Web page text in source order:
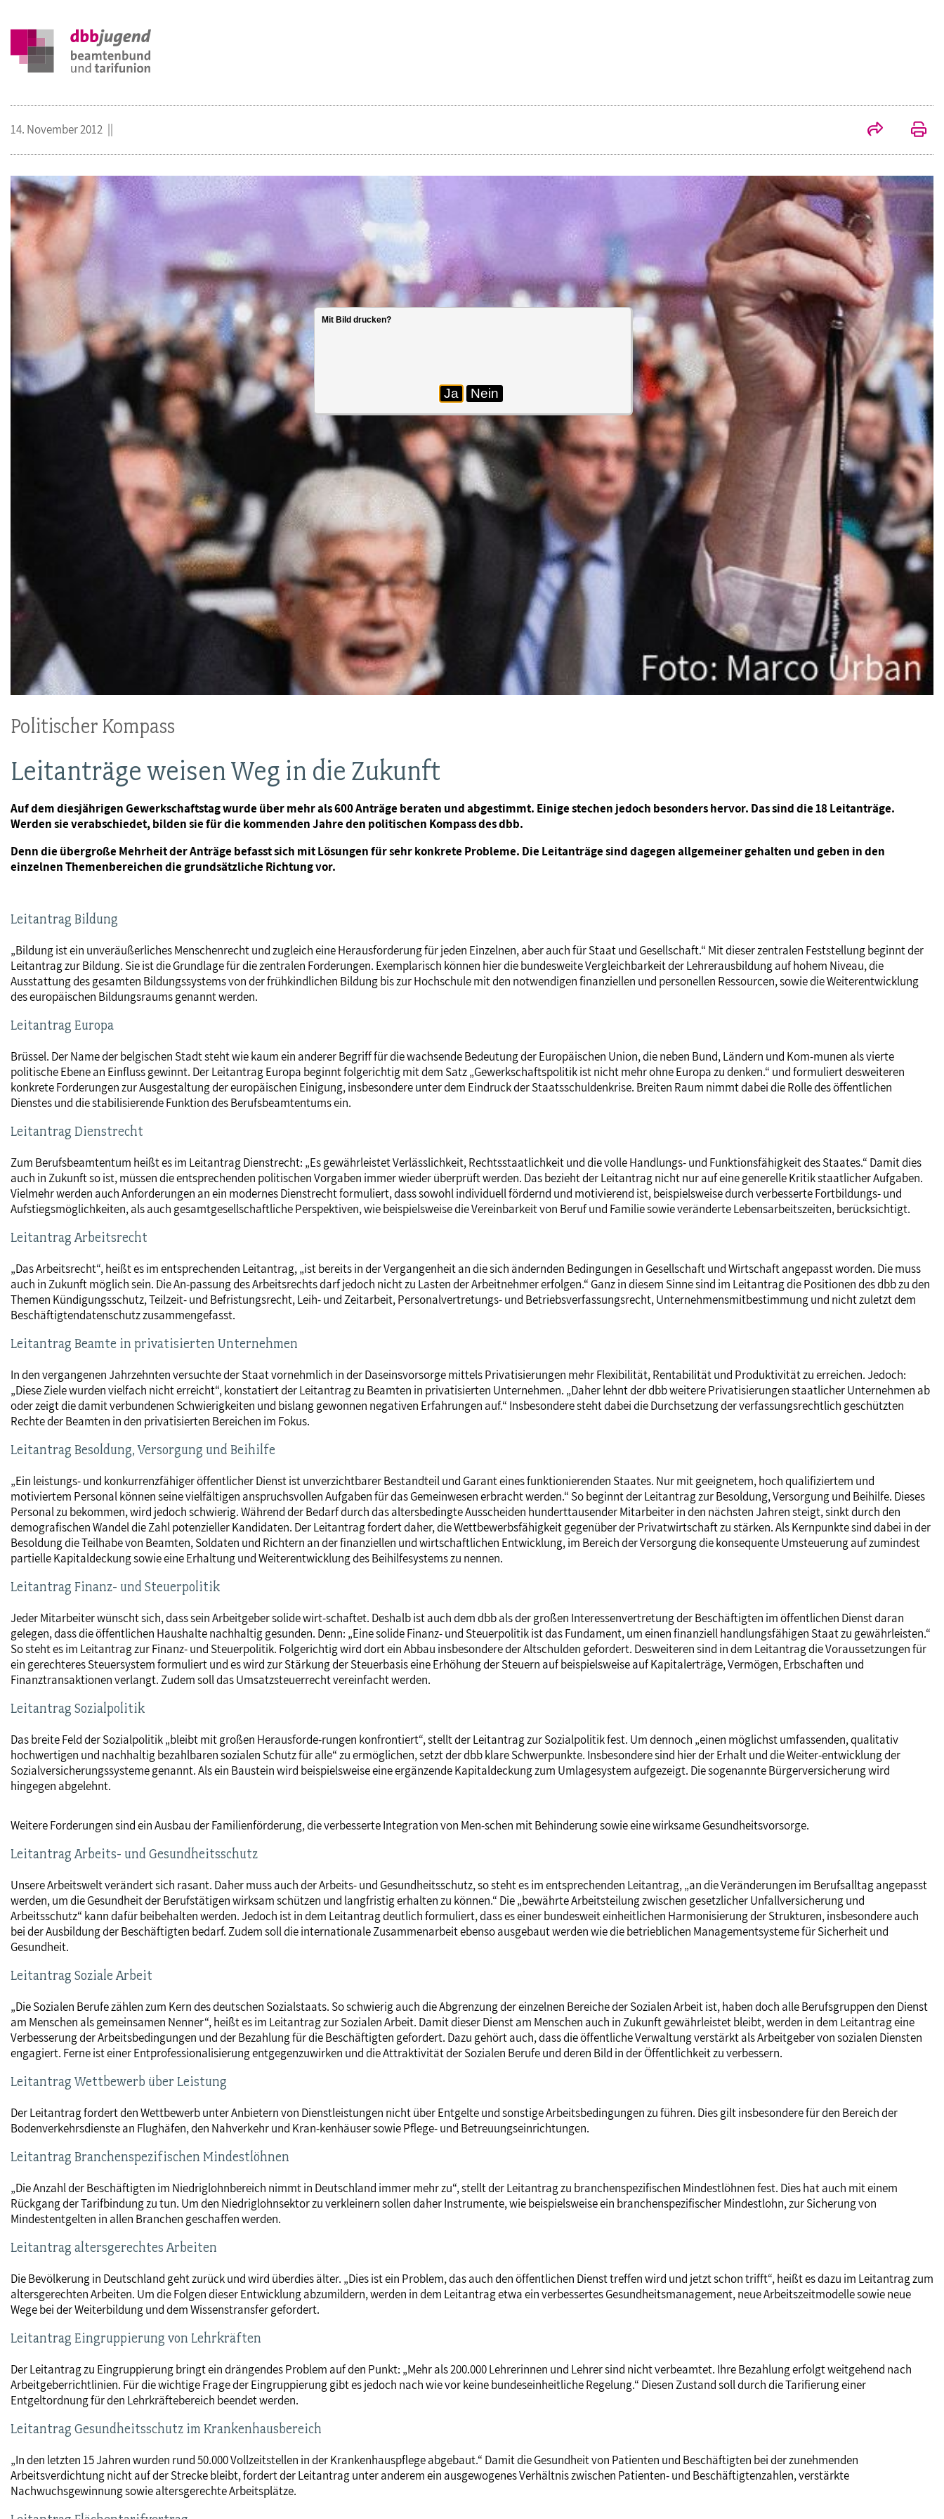
Politischer Kompass
Leitanträge weisen Weg in die Zukunft
Auf dem diesjährigen Gewerkschaftstag wurde über mehr als 600 Anträge beraten und abgestimmt. Einige stechen jedoch besonders hervor. Das sind die 18 Leitanträge.
Werden sie verabschiedet, bilden sie für die kommenden Jahre den politischen Kompass des dbb.
Denn die übergroße Mehrheit der Anträge befasst sich mit Lösungen für sehr konkrete Probleme. Die Leitanträge sind dagegen allgemeiner gehalten und geben in den
einzelnen Themenbereichen die grundsätzliche Richtung vor.
14. November 2012
Leitantrag Bildung
„Bildung ist ein unveräußerliches Menschenrecht und zugleich eine Herausforderung für jeden Einzelnen, aber auch für Staat und Gesellschaft.“ Mit dieser zentralen Feststellung beginnt der
Leitantrag zur Bildung. Sie ist die Grundlage für die zentralen Forderungen. Exemplarisch können hier die bundesweite Vergleichbarkeit der Lehrerausbildung auf hohem Niveau, die
Ausstattung des gesamten Bildungssystems von der frühkindlichen Bildung bis zur Hochschule mit den notwendigen finanziellen und personellen Ressourcen, sowie die Weiterentwicklung
des europäischen Bildungsraums genannt werden.
Leitantrag Europa
Brüssel. Der Name der belgischen Stadt steht wie kaum ein anderer Begriff für die wachsende Bedeutung der Europäischen Union, die neben Bund, Ländern und Kom-munen als vierte
politische Ebene an Einfluss gewinnt. Der Leitantrag Europa beginnt folgerichtig mit dem Satz „Gewerkschaftspolitik ist nicht mehr ohne Europa zu denken.“ und formuliert desweiteren
konkrete Forderungen zur Ausgestaltung der europäischen Einigung, insbesondere unter dem Eindruck der Staatsschuldenkrise. Breiten Raum nimmt dabei die Rolle des öffentlichen
Dienstes und die stabilisierende Funktion des Berufsbeamtentums ein.
Leitantrag Dienstrecht
Zum Berufsbeamtentum heißt es im Leitantrag Dienstrecht: „Es gewährleistet Verlässlichkeit, Rechtsstaatlichkeit und die volle Handlungs- und Funktionsfähigkeit des Staates.“ Damit dies
auch in Zukunft so ist, müssen die entsprechenden politischen Vorgaben immer wieder überprüft werden. Das bezieht der Leitantrag nicht nur auf eine generelle Kritik staatlicher Aufgaben.
Vielmehr werden auch Anforderungen an ein modernes Dienstrecht formuliert, dass sowohl individuell fördernd und motivierend ist, beispielsweise durch verbesserte Fortbildungs- und
Aufstiegsmöglichkeiten, als auch gesamtgesellschaftliche Perspektiven, wie beispielsweise die Vereinbarkeit von Beruf und Familie sowie veränderte Lebensarbeitszeiten, berücksichtigt.
Leitantrag Arbeitsrecht
„Das Arbeitsrecht“, heißt es im entsprechenden Leitantrag, „ist bereits in der Vergangenheit an die sich ändernden Bedingungen in Gesellschaft und Wirtschaft angepasst worden. Die muss
auch in Zukunft möglich sein. Die An-passung des Arbeitsrechts darf jedoch nicht zu Lasten der Arbeitnehmer erfolgen.“ Ganz in diesem Sinne sind im Leitantrag die Positionen des dbb zu den
Themen Kündigungsschutz, Teilzeit- und Befristungsrecht, Leih- und Zeitarbeit, Personalvertretungs- und Betriebsverfassungsrecht, Unternehmensmitbestimmung und nicht zuletzt dem
Beschäftigtendatenschutz zusammengefasst.
Leitantrag Beamte in privatisierten Unternehmen
In den vergangenen Jahrzehnten versuchte der Staat vornehmlich in der Daseinsvorsorge mittels Privatisierungen mehr Flexibilität, Rentabilität und Produktivität zu erreichen. Jedoch:
„Diese Ziele wurden vielfach nicht erreicht“, konstatiert der Leitantrag zu Beamten in privatisierten Unternehmen. „Daher lehnt der dbb weitere Privatisierungen staatlicher Unternehmen ab
oder zeigt die damit verbundenen Schwierigkeiten und bislang gewonnen negativen Erfahrungen auf.“ Insbesondere steht dabei die Durchsetzung der verfassungsrechtlich geschützten
Rechte der Beamten in den privatisierten Bereichen im Fokus.
Leitantrag Besoldung, Versorgung und Beihilfe
„Ein leistungs- und konkurrenzfähiger öffentlicher Dienst ist unverzichtbarer Bestandteil und Garant eines funktionierenden Staates. Nur mit geeignetem, hoch qualifiziertem und
motiviertem Personal können seine vielfältigen anspruchsvollen Aufgaben für das Gemeinwesen erbracht werden.“ So beginnt der Leitantrag zur Besoldung, Versorgung und Beihilfe. Dieses
Personal zu bekommen, wird jedoch schwierig. Während der Bedarf durch das altersbedingte Ausscheiden hunderttausender Mitarbeiter in den nächsten Jahren steigt, sinkt durch den
demografischen Wandel die Zahl potenzieller Kandidaten. Der Leitantrag fordert daher, die Wettbewerbsfähigkeit gegenüber der Privatwirtschaft zu stärken. Als Kernpunkte sind dabei in der
Besoldung die Teilhabe von Beamten, Soldaten und Richtern an der finanziellen und wirtschaftlichen Entwicklung, im Bereich der Versorgung die konsequente Umsteuerung auf zumindest
partielle Kapitaldeckung sowie eine Erhaltung und Weiterentwicklung des Beihilfesystems zu nennen.
Leitantrag Finanz- und Steuerpolitik
Jeder Mitarbeiter wünscht sich, dass sein Arbeitgeber solide wirt-schaftet. Deshalb ist auch dem dbb als der großen Interessenvertretung der Beschäftigten im öffentlichen Dienst daran
gelegen, dass die öffentlichen Haushalte nachhaltig gesunden. Denn: „Eine solide Finanz- und Steuerpolitik ist das Fundament, um einen finanziell handlungsfähigen Staat zu gewährleisten.“
So steht es im Leitantrag zur Finanz- und Steuerpolitik. Folgerichtig wird dort ein Abbau insbesondere der Altschulden gefordert. Desweiteren sind in dem Leitantrag die Voraussetzungen für
ein gerechteres Steuersystem formuliert und es wird zur Stärkung der Steuerbasis eine Erhöhung der Steuern auf beispielsweise auf Kapitalerträge, Vermögen, Erbschaften und
Finanztransaktionen verlangt. Zudem soll das Umsatzsteuerrecht vereinfacht werden.
Leitantrag Sozialpolitik
Das breite Feld der Sozialpolitik „bleibt mit großen Herausforde-rungen konfrontiert“, stellt der Leitantrag zur Sozialpolitik fest. Um dennoch „einen möglichst umfassenden, qualitativ
hochwertigen und nachhaltig bezahlbaren sozialen Schutz für alle“ zu ermöglichen, setzt der dbb klare Schwerpunkte. Insbesondere sind hier der Erhalt und die Weiter-entwicklung der
Sozialversicherungssysteme genannt. Als ein Baustein wird beispielsweise eine ergänzende Kapitaldeckung zum Umlagesystem aufgezeigt. Die sogenannte Bürgerversicherung wird
hingegen abgelehnt.
Weitere Forderungen sind ein Ausbau der Familienförderung, die verbesserte Integration von Men-schen mit Behinderung sowie eine wirksame Gesundheitsvorsorge.
Leitantrag Arbeits- und Gesundheitsschutz
Unsere Arbeitswelt verändert sich rasant. Daher muss auch der Arbeits- und Gesundheitsschutz, so steht es im entsprechenden Leitantrag, „an die Veränderungen im Berufsalltag angepasst
werden, um die Gesundheit der Berufstätigen wirksam schützen und langfristig erhalten zu können.“ Die „bewährte Arbeitsteilung zwischen gesetzlicher Unfallversicherung und
Arbeitsschutz“ kann dafür beibehalten werden. Jedoch ist in dem Leitantrag deutlich formuliert, dass es einer bundesweit einheitlichen Harmonisierung der Strukturen, insbesondere auch
bei der Ausbildung der Beschäftigten bedarf. Zudem soll die internationale Zusammenarbeit ebenso ausgebaut werden wie die betrieblichen Managementsysteme für Sicherheit und
Gesundheit.
Leitantrag Soziale Arbeit
„Die Sozialen Berufe zählen zum Kern des deutschen Sozialstaats. So schwierig auch die Abgrenzung der einzelnen Bereiche der Sozialen Arbeit ist, haben doch alle Berufsgruppen den Dienst
am Menschen als gemeinsamen Nenner“, heißt es im Leitantrag zur Sozialen Arbeit. Damit dieser Dienst am Menschen auch in Zukunft gewährleistet bleibt, werden in dem Leitantrag eine
Verbesserung der Arbeitsbedingungen und der Bezahlung für die Beschäftigten gefordert. Dazu gehört auch, dass die öffentliche Verwaltung verstärkt als Arbeitgeber von sozialen Diensten
engagiert. Ferne ist einer Entprofessionalisierung entgegenzuwirken und die Attraktivität der Sozialen Berufe und deren Bild in der Öffentlichkeit zu verbessern.
Leitantrag Wettbewerb über Leistung
Der Leitantrag fordert den Wettbewerb unter Anbietern von Dienstleistungen nicht über Entgelte und sonstige Arbeitsbedingungen zu führen. Dies gilt insbesondere für den Bereich der
Bodenverkehrsdienste an Flughäfen, den Nahverkehr und Kran-kenhäuser sowie Pflege- und Betreuungseinrichtungen.
Leitantrag Branchenspezifischen Mindestlöhnen
„Die Anzahl der Beschäftigten im Niedriglohnbereich nimmt in Deutschland immer mehr zu“, stellt der Leitantrag zu branchenspezifischen Mindestlöhnen fest. Dies hat auch mit einem
Rückgang der Tarifbindung zu tun. Um den Niedriglohnsektor zu verkleinern sollen daher Instrumente, wie beispielsweise ein branchenspezifischer Mindestlohn, zur Sicherung von
Mindestentgelten in allen Branchen geschaffen werden.
Leitantrag altersgerechtes Arbeiten
Die Bevölkerung in Deutschland geht zurück und wird überdies älter. „Dies ist ein Problem, das auch den öffentlichen Dienst treffen wird und jetzt schon trifft“, heißt es dazu im Leitantrag zum
altersgerechten Arbeiten. Um die Folgen dieser Entwicklung abzumildern, werden in dem Leitantrag etwa ein verbessertes Gesundheitsmanagement, neue Arbeitszeitmodelle sowie neue
Wege bei der Weiterbildung und dem Wissenstransfer gefordert.
Leitantrag Eingruppierung von Lehrkräften
Der Leitantrag zu Eingruppierung bringt ein drängendes Problem auf den Punkt: „Mehr als 200.000 Lehrerinnen und Lehrer sind nicht verbeamtet. Ihre Bezahlung erfolgt weitgehend nach
Arbeitgeberrichtlinien. Für die wichtige Frage der Eingruppierung gibt es jedoch nach wie vor keine bundeseinheitliche Regelung.“ Diesen Zustand soll durch die Tarifierung einer
Entgeltordnung für den Lehrkräftebereich beendet werden.
Leitantrag Gesundheitsschutz im Krankenhausbereich
„In den letzten 15 Jahren wurden rund 50.000 Vollzeitstellen in der Krankenhauspflege abgebaut.“ Damit die Gesundheit von Patienten und Beschäftigten bei der zunehmenden
Arbeitsverdichtung nicht auf der Strecke bleibt, fordert der Leitantrag unter anderem ein ausgewogenes Verhältnis zwischen Patienten- und Beschäftigtenzahlen, verstärkte
Nachwuchsgewinnung sowie altersgerechte Arbeitsplätze.
Mit Bild drucken?
Ja Nein